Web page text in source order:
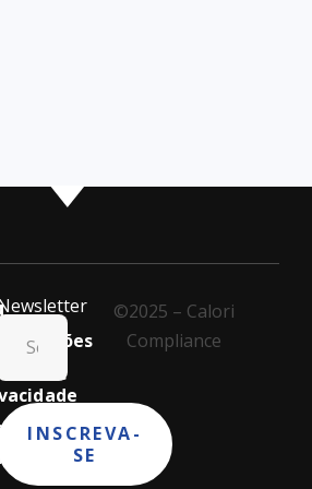
de
INSCREVA-
SE
©2025 – Calori
Compliance